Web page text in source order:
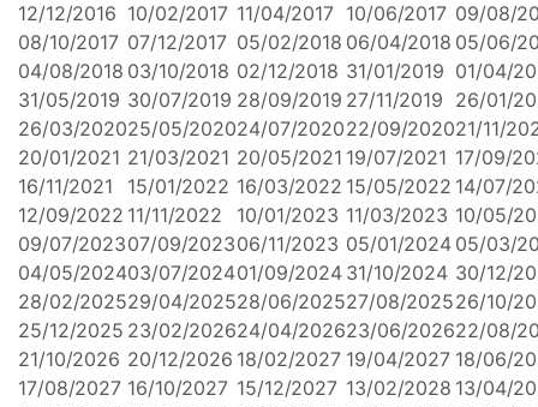
12/12/2016 10/02/2017 11/04/2017 10/06/2017 09/08/
08/10/2017 07/12/2017 05/02/2018 06/04/2018 05/06/
04/08/2018 03/10/2018 02/12/2018 31/01/2019 01/04/
31/05/2019 30/07/2019 28/09/2019 27/11/2019 26/01/
26/03/202025/05/202024/07/202022/09/202021/11/
20/01/2021 21/03/2021 20/05/2021 19/07/2021 17/09/
16/11/2021
15/01/2022 16/03/2022 15/05/2022 14/07/
12/09/2022 11/11/2022 10/01/2023 11/03/2023 10/05/
09/07/202307/09/202306/11/2023 05/01/2024 05/03/
04/05/202403/07/202401/09/2024 31/10/2024 30/12/
28/02/202529/04/202528/06/202527/08/202526/10/
25/12/2025 23/02/202624/04/202623/06/202622/08/
21/10/2026 20/12/2026 18/02/2027 19/04/2027 18/06/
17/08/2027 16/10/2027 15/12/2027 13/02/2028 13/04/